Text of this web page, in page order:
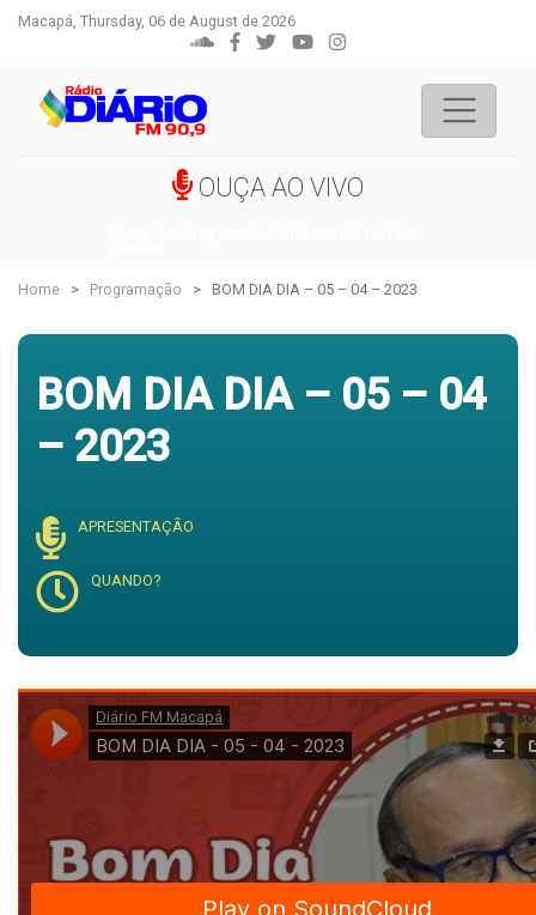
Macapá, Thursday, 06 de August de 2026
OUÇA AO VIVO
Home Programação BOM DIA DIA – 05 – 04 – 2023
BOM DIA DIA – 05 – 04
– 2023
APRESENTAÇÃO
QUANDO?